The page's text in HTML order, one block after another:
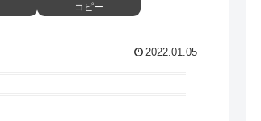
コピー
2022.01.05